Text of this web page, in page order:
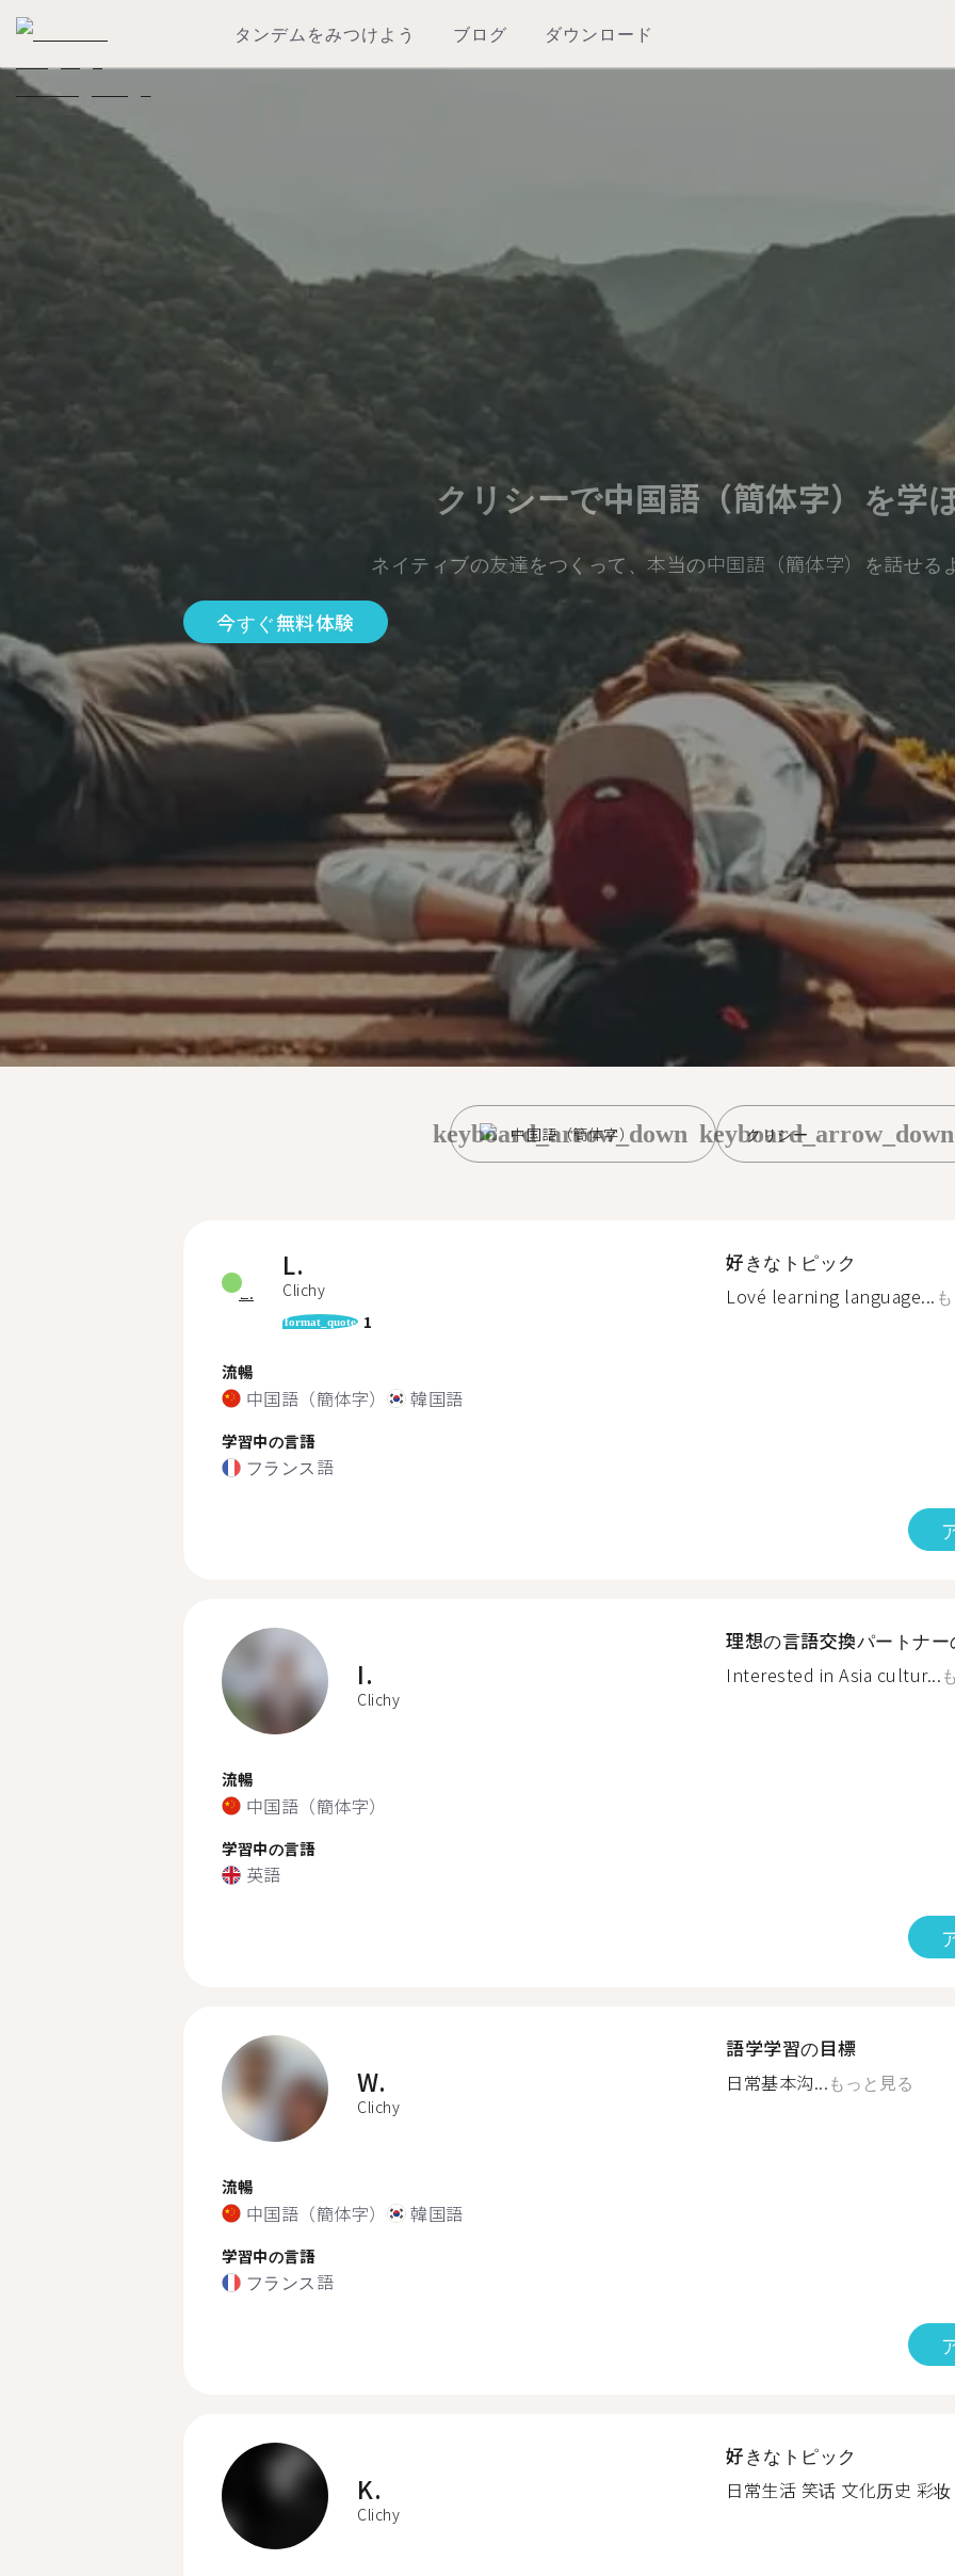
タンデムをみつけよう ブログ ダウンロード
クリシーで中国語（簡体字）を学
ネイティブの友達をつくって、本当の中国語（簡体字）を話せる
今すぐ無料体験
中国語（簡体字）
keyboard_arrow_down クリシー
keyboard_arrow_down
L.
Clichy
format_quote 1
流暢
中国語（簡体字） 韓国語
学習中の言語
フランス語
好きなトピック
Lové learning language...
I.
Clichy
流暢
中国語（簡体字）
学習中の言語
英語
理想の言語交換パートナ
Interested in Asia cultur...
W.
Clichy
流暢
中国語（簡体字） 韓国語
学習中の言語
フランス語
語学学習の目標
日常基本沟...もっと見る
K.
Clichy
好きなトピック
日常生活 笑话 文化历史 彩